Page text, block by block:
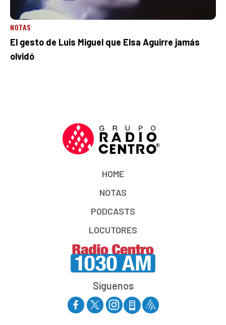
NOTAS
El gesto de Luis Miguel que Elsa Aguirre jamás
olvidó
HOME
NOTAS
PODCASTS
LOCUTORES
Síguenos